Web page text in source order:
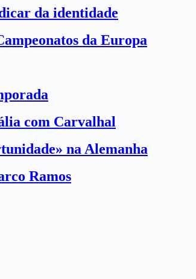
da identidade
da Europa
com Carvalhal
na Alemanha
Ramos